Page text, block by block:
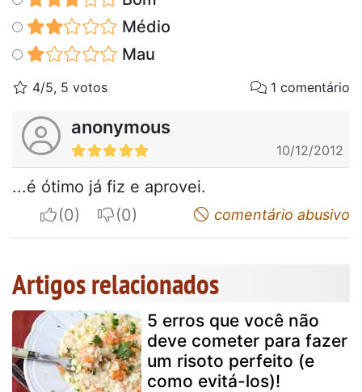
Médio
Mau
4/5, 5 votos 1 comentário
anonymous
10/12/2012
...é ótimo já fiz e aprovei.
I apreciateI do not appreciatecomentário abusivo
Artigos relacionados
5 erros que você não
deve cometer para fazer
um risoto perfeito (e
como evitá-los)!